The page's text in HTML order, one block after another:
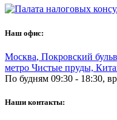
Наш офис:
Москва, Покровский
метро Чистые пруды,
По будням 09:30 - 18:30,
Наши контакты: